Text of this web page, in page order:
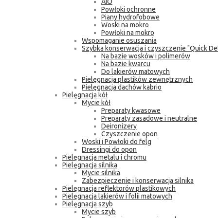
Powłoki ochronne
Piany hydrofobowe
Woski na mokro
Powłoki na mokro
Wspomaganie osuszania
Szybka konserwacja i czyszczenie "Quick
Na bazie wosków i polimerów
Na bazie kwarcu
Do lakierów matowych
Pielęgnacja plastików zewnętrznych
Pielęgnacja dachów kabrio
Pielęgnacja kół
Mycie kół
Preparaty kwasowe
Preparaty zasadowe i neutralne
Deironizery
Czyszczenie opon
Woski i Powłoki do felg
Dressingi do opon
Pielęgnacja metalu i chromu
Pielęgnacja silnika
Mycie silnika
Zabezpieczenie i konserwacja silnika
Pielęgnacja reflektorów plastikowych
Pielęgnacja lakierów i folii matowych
Pielęgnacja szyb
Mycie szyb